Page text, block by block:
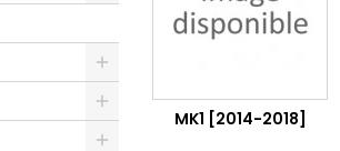
MK1 [2014-2018]